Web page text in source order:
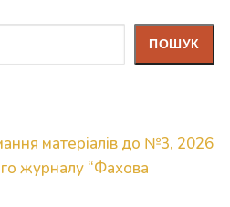
ПОШУК
матеріалів до №3, 2026
журналу “Фахова